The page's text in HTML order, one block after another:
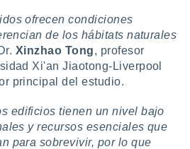
ofrecen condiciones
de los hábitats naturales
Xinzhao Tong, profesor
Xi'an Jiaotong-Liverpool
principal del estudio.
edificios tienen un nivel bajo
y recursos esenciales que
para sobrevivir, por lo que